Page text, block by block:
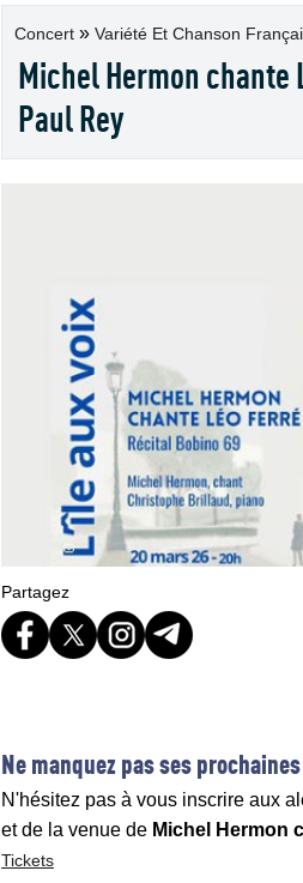
Concert » Variété Et Chanson
Michel Hermon
Paul Rey
Partagez
Ne manquez pas ses
N'hésitez pas à vous inscrire aux
et de la venue de Michel Hermon
Tickets